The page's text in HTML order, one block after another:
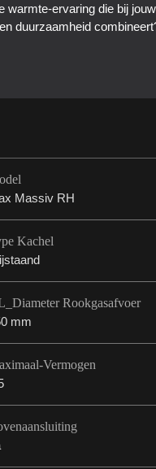
ervaring die bij
duurzaamheid
Massiv RH
Kachel
Rookgasafvoer
mm
Vermogen